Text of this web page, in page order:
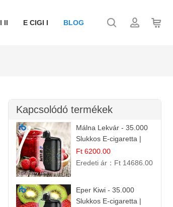
II E CIGI I BLOG
Kapcsolódó termékek
Málna Lekvár - 35.000
Slukkos E-cigaretta |
IBVape Bar Édes
Gyümölcs Íz
Ft 6200.00
Eredeti ár： Ft 14686.00
Eper Kiwi - 35.000
Slukkos E-cigaretta |